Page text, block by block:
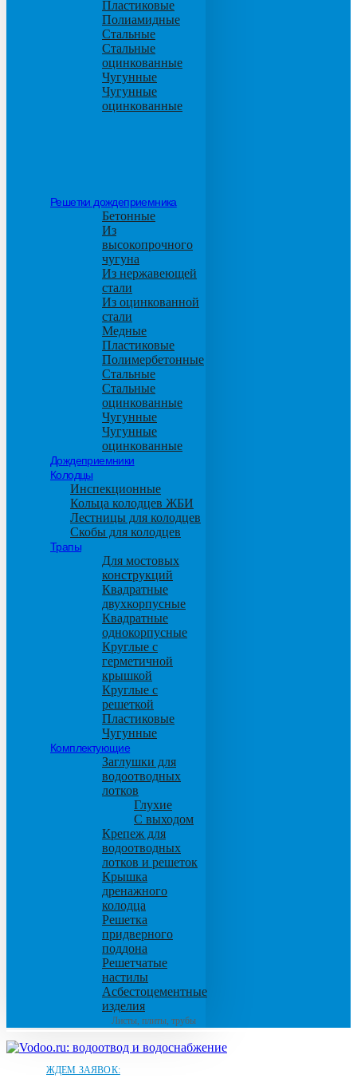
Пластиковые
Полиамидные
Стальные
Стальные
оцинкованные
Чугунные
Чугунные
оцинкованные
Решетки дождеприемника
Бетонные
Из
высокопрочного
чугуна
Из нержавеющей
стали
Из оцинкованной
стали
Медные
Пластиковые
Полимербетонные
Стальные
Стальные
оцинкованные
Чугунные
Чугунные
оцинкованные
Дождеприемники
Колодцы
Инспекционные
Кольца колодцев ЖБИ
Лестницы для колодцев
Скобы для колодцев
Трапы
Для мостовых
конструкций
Квадратные
двухкорпусные
Квадратные
однокорпусные
Круглые с
герметичной
крышкой
Круглые с
решеткой
Пластиковые
Чугунные
Комплектующие
Заглушки для
водоотводных
лотков
Глухие
С выходом
Крепеж для
водоотводных
лотков и решеток
Крышка
дренажного
колодца
Решетка
придверного
поддона
Решетчатые
настилы
Асбестоцементные
изделия
Листы, плиты, трубы
ЖДЕМ ЗАЯВОК: